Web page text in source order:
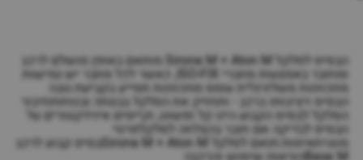
הבסיס לסלקל Sirona M + Aton M מותאם באופן מושלם לרכב
ומחובר באמצעות מחברי ISO-FIX, כאשר לכל מחבר יש גמישות
מתכווננת משלורגלית עומס מתכווננת תסייע בקביעת גובה
הבסיס ויציבותו ברכב - ותחזיק את הסלקל בבטחה ובנוחותחיבור
הסלקל לבסיס הקבוע הינו קל ופשוט, וקיימים אינידקטורים על
הבסיס לבדיקה אם חובר בהצלחה לסלקלפרטי
מוצרתאימות:תואם לסלקל Sirona M + Aton Mבסיס קבוע לרכב